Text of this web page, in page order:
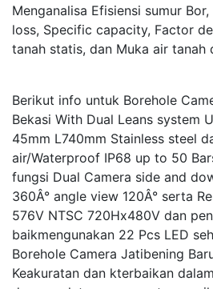
Menganalisa Efisiensi sumur
loss, Specific capacity, Factor
tanah statis, dan Muka air tanah
Berikut info untuk Borehole
Bekasi With Dual Leans system
45mm L740mm Stainless steel
air/Waterproof IP68 up to 50
fungsi Dual Camera side and
360Â° angle view 120Â° serta
576V NTSC 720Hx480V dan
baikmengunakan 22 Pcs LED
Borehole Camera Jatibening
Keakuratan dan kterbaikan